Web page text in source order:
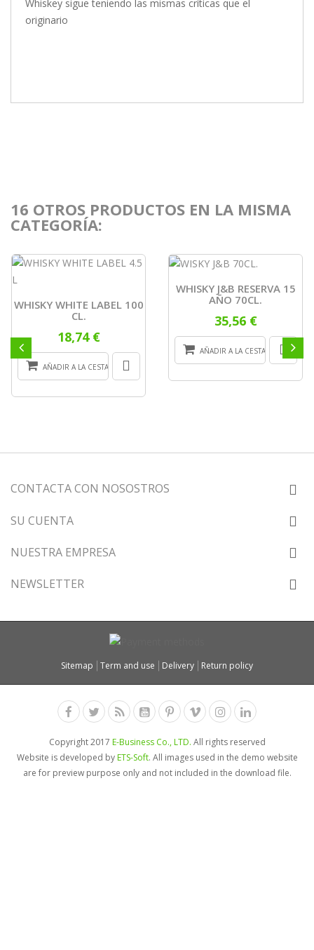
Whiskey sigue teniendo las mismas críticas que el
originario
16 OTROS PRODUCTOS EN LA MISMA
CATEGORÍA:
WHISKY WHITE LABEL 100
CL.
18,74 €
AÑADIR A LA CESTA
WHISKY J&B RESERVA 15
AÑO 70CL.
35,56 €
AÑADIR A LA CESTA
CONTACTA CON NOSOSTROS
SU CUENTA
NUESTRA EMPRESA
NEWSLETTER
Sitemap Term and use Delivery Return policy
Copyright 2017 E-Business Co., LTD. All rights reserved
Website is developed byETS-Soft. All images used in the demo website
are for preview purpose only and not included in the download file.